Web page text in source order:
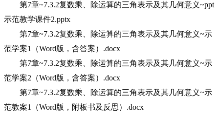
第7章~7.3.2复数乘、除运算的三角表示及其几何意义~ppt
示范教学课件2.pptx
第7章~7.3.2复数乘、除运算的三角表示及其几何意义~示
范学案1（Word版，含答案）.docx
第7章~7.3.2复数乘、除运算的三角表示及其几何意义~示
范学案2（Word版，含答案）.docx
第7章~7.3.2复数乘、除运算的三角表示及其几何意义~示
范教案1（Word版，附板书及反思）.docx